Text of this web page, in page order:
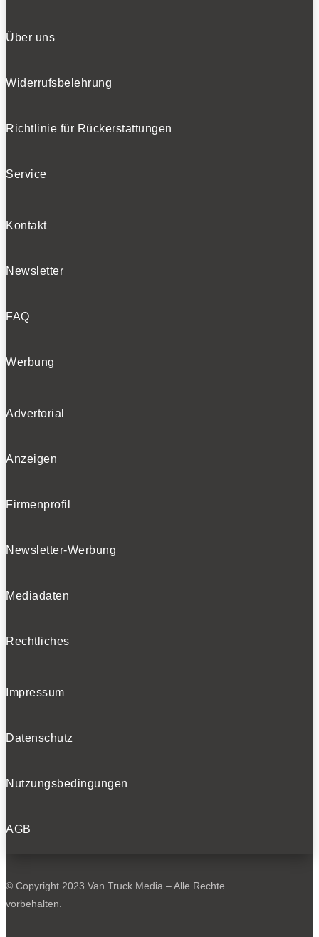
Über uns
Widerrufsbelehrung
Richtlinie für Rückerstattungen
Service
Kontakt
Newsletter
FAQ
Werbung
Advertorial
Anzeigen
Firmenprofil
Newsletter-Werbung
Mediadaten
Rechtliches
Impressum
Datenschutz
Nutzungsbedingungen
AGB
© Copyright 2023 Van Truck Media – Alle Rechte
vorbehalten.